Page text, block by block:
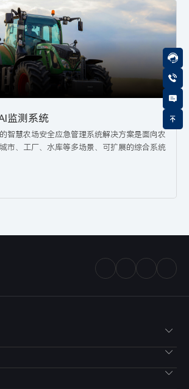
监测系统
智慧农场安全应急管理系统解决方案是面向农
市、工厂、水库等多场景、可扩展的综合系统